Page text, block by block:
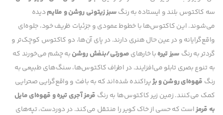
سه کاکتوس بلند و ایستاده به رنگسبز زیتونی روشن و ملایمدیده
می‌شوند. این کاکتوس‌ها با خطوط عمودی و جزئیات ظریف خود، جلوه‌ای
واقع‌گرایانه و در عین حال هنری دارند. در پای آن‌ها، دو کاکتوس کوچک‌تر و
گردتر به رنگ سبز تیرهبا خارهایصورتی/بنفش روشنبه چشم می‌خورند که
به تنوع بصری تابلو می‌افزایند. در اطراف کاکتوس‌ها، سنگ‌های طبیعی به
رنگ قهوه‌ای روشن و بژپراکنده شده‌اند که به بافت و واقع‌گرایی صحرایی
کمک می‌کنند. زمین زیر کاکتوس‌ها به رنگ قرمز آجری تیره و قهوه‌ای مایل
به قرمزاست که حسی از خاک کویر را منتقل می‌کند. در دوردست، تپه‌های